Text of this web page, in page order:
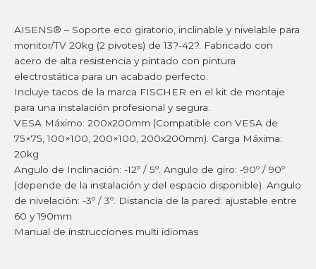
AISENS® – Soporte eco giratorio, inclinable y nivelable para
monitor/TV 20kg (2 pivotes) de 13?-42?. Fabricado con
acero de alta resistencia y pintado con pintura
electrostática para un acabado perfecto.
Incluye tacos de la marca FISCHER en el kit de montaje
para una instalación profesional y segura.
VESA Máximo: 200x200mm (Compatible con VESA de
75×75, 100×100, 200×100, 200x200mm). Carga Máxima:
20kg
Angulo de Inclinación: -12º / 5º. Angulo de giro: -90º / 90º
(depende de la instalación y del espacio disponible). Angulo
de nivelación: -3º / 3º. Distancia de la pared: ajustable entre
60 y 190mm
Manual de instrucciones multi idiomas